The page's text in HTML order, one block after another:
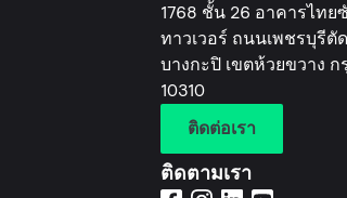
1768 ชั้น 26 อาคารไท
ทาวเวอร์ ถนนเพชรบุรีตั
บางกะปิ เขตห้วยขวาง ก
10310
ติดต่อเรา
ติดตามเรา